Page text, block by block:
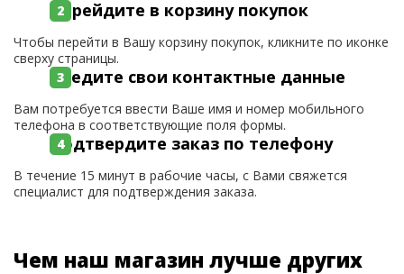
Перейдите в корзину покупок
Чтобы перейти в Вашу корзину покупок, кликните по иконке
сверху страницы.
Введите свои контактные данные
Вам потребуется ввести Ваше имя и номер мобильного
телефона в соответствующие поля формы.
Подтвердите заказ по телефону
В течение 15 минут в рабочие часы, с Вами свяжется
специалист для подтверждения заказа.
Чем наш магазин лучше других